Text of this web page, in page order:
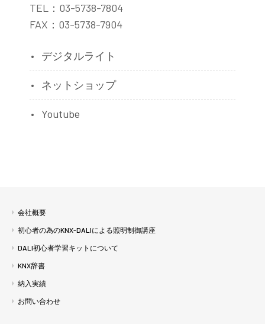
TEL：03-5738-7804
FAX：03-5738-7904
デジタルライト
ネットショップ
Youtube
会社概要
初心者の為のKNX-DALIによる照明制御講座
DALI初心者学習キットについて
KNX辞書
納入実績
お問い合わせ